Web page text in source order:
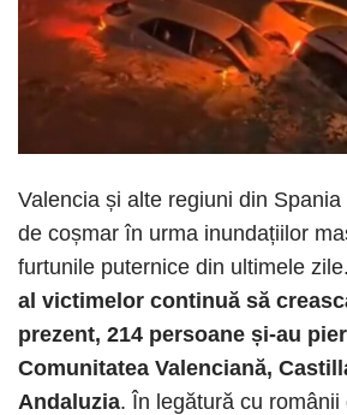
Valencia și alte regiuni din
de coșmar în urma inundațiilor
furtunile puternice din ultimele zile.
al victimelor continuă să
prezent, 214 persoane și-au
Comunitatea Valenciană,
Andaluzia. În legătură cu românii